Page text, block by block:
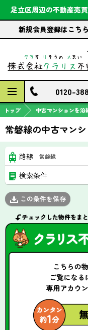
足立区周辺の不動産売
新規会員登録はこちら
0120-
トップ 中古マンションを沿
常磐線の中古マン
路線 常磐線
検索条件
この条件を保存
チェックした物件をま